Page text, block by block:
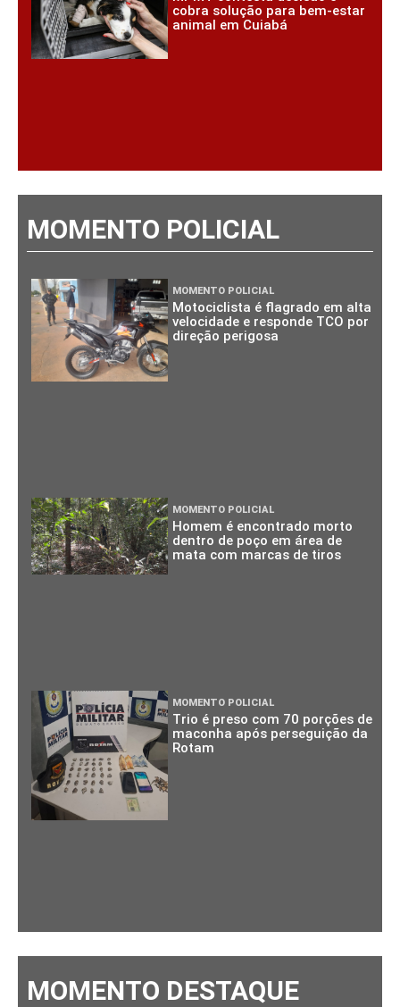
cobra solução para bem-estar
animal em Cuiabá
MOMENTO POLICIAL
MOMENTO POLICIAL
Motociclista é flagrado em alta
velocidade e responde TCO por
direção perigosa
MOMENTO POLICIAL
Homem é encontrado morto
dentro de poço em área de
mata com marcas de tiros
MOMENTO POLICIAL
Trio é preso com 70 porções de
maconha após perseguição da
Rotam
MOMENTO DESTAQUE